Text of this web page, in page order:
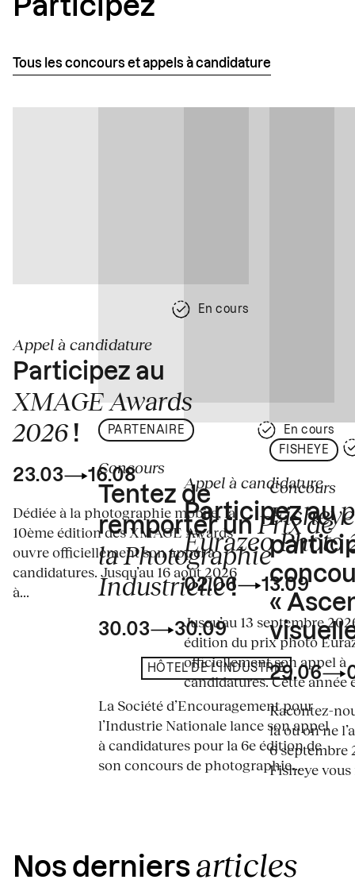
Participez
Tous les concours et appels à candidature
En cours
Appel à candidature
Participez au
XMAGE Awards
2026 !
23.03 16.08
Dédiée à la photographie mobile, la
10ème édition des XMAGE Awards
ouvre officiellement son appel à
candidatures. Jusqu’au 16 août 2026
à...
PARTENAIRE En cours
Concours
Tentez de
remporter unPrix de
la Photographie
Industrielle!
30.03 30.09
HÔTEL DE L'INDUSTRIE
La Société d’Encouragement pour
l’Industrie Nationale lance son appel
à candidatures pour la 6e édition de
son concours de photographie...
Appel à candidature
Participez au
Eurazeo Photo
02.06 13.09
Jusqu’au 13 septembre
édition du prix photo
officiellement son appel à
candidatures. Cette année
FISHEYE
Concours
Fisheye
«
29.06
Racontez-
là où on ne
6 septembre
Fisheye
Nos derniers articles